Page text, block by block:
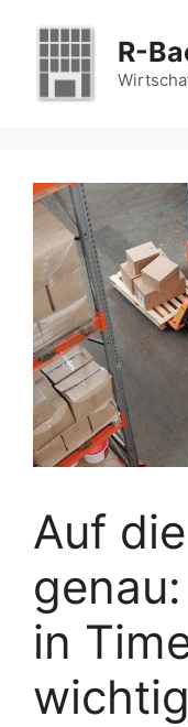
Inhalt
springen
R-
Auf
in